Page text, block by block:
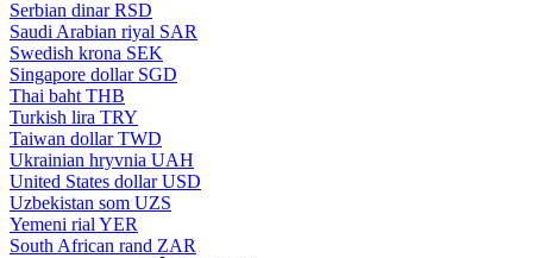
Serbian dinar RSD
Saudi Arabian riyal SAR
Swedish krona SEK
Singapore dollar SGD
Thai baht THB
Turkish lira TRY
Taiwan dollar TWD
Ukrainian hryvnia UAH
United States dollar USD
Uzbekistan som UZS
Yemeni rial YER
South African rand ZAR